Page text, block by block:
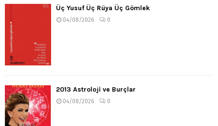
Üç Yusuf Üç Rüya Üç Gömlek
04/08/2026 0
2013 Astroloji ve Burçlar
04/08/2026 0